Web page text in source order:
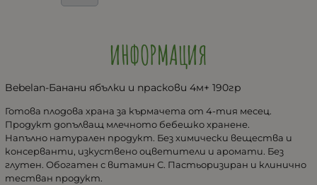
ИНФОРМАЦИЯ
Bebelan-Банани ябълки и праскови 4м+ 190гр
Готова плодова храна за кърмачета от 4-тия месец.
Продукт допълващ млечното бебешко хранене.
Напълно натурален продукт. Без химически вещества и
консерванти, изкуствено оцветители и аромати. Без
глутен. Обогатен с витамин C. Пастьоризиран и клинично
тестван продукт.